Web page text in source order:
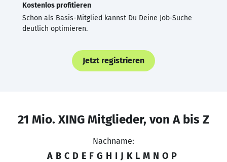
Kostenlos profitieren
Schon als Basis-Mitglied kannst Du Deine Job-Suche
deutlich optimieren.
Jetzt registrieren
21 Mio. XING Mitglieder, von A bis Z
Nachname:
A B C D E F G H I J K L M N O P